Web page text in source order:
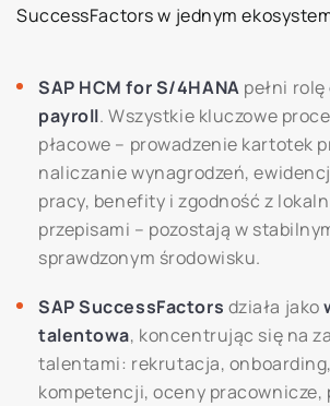
SuccessFactors w jednym
SAP HCM for S/4HANA pełni rolę
payroll. Wszystkie kluczowe
płacowe – prowadzenie kartotek
naliczanie wynagrodzeń,
pracy, benefity i zgodność z
przepisami – pozostają w
sprawdzonym środowisku.
SAP SuccessFactors działa jako
talentowa, koncentrując się na
talentami: rekrutacja,
kompetencji, oceny pracownicze,